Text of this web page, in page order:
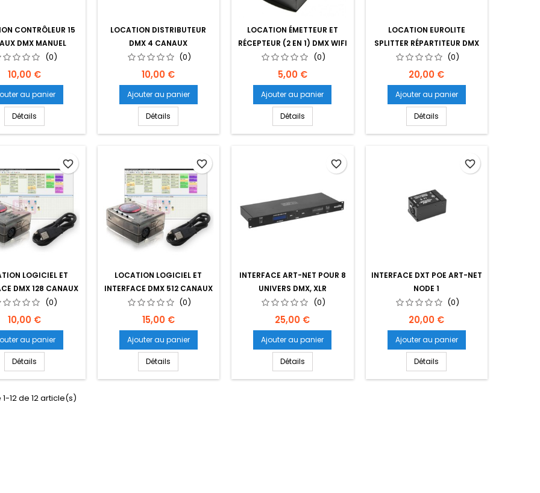
CONTRÔLEUR 15
DMX MANUEL
INVOLIGHT (0)
Prix
10,00 €
au panier
Détails
LOCATION DISTRIBUTEUR
DMX 4 CANAUX
(0)
Prix
10,00 €
Ajouter au panier
Détails
LOCATION ÉMETTEUR ET
RÉCEPTEUR (2 EN 1) DMX WIFI
SANS FIL (0)
Prix
5,00 €
Ajouter au panier
Détails
LOCATION EUROLITE
SPLITTER RÉPARTITEUR DMX
(0)
Prix
20,00 €
Ajouter au panier
Détails
LOGICIEL ET
DMX 128 CANAUX
(0)
Prix
10,00 €
au panier
Détails
favorite_border
LOCATION LOGICIEL ET
INTERFACE DMX 512 CANAUX
(0)
Prix
15,00 €
Ajouter au panier
Détails
favorite_border
INTERFACE ART-NET POUR 8
UNIVERS DMX, XLR
(0)
Prix
25,00 €
Ajouter au panier
Détails
favorite_border
INTERFACE DXT POE ART-NET
NODE 1
(0)
Prix
20,00 €
Ajouter au panier
Détails
favorite_border
12 de 12 article(s)